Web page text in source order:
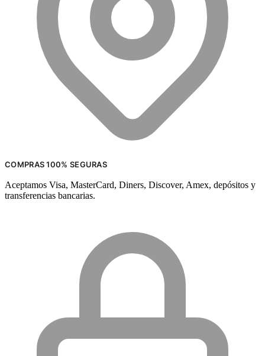
COMPRAS 100% SEGURAS
Aceptamos Visa, MasterCard, Diners, Discover, Amex, depósitos y
transferencias bancarias.